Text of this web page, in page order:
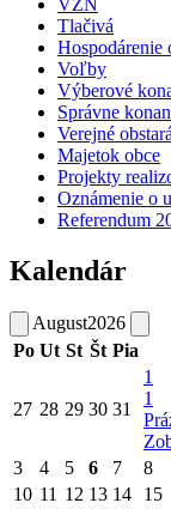
VZN
Tlačivá
Hospodárenie
Voľby
Výberové
Správne
Verejné
Majetok obce
Projekty
Oznámenie o
Referendum
Kalendár
August2026
Po Ut St Št Pia
27 28 29 30 31
1
1
3 4 5 6 7 8
10 11 12 13 14 15